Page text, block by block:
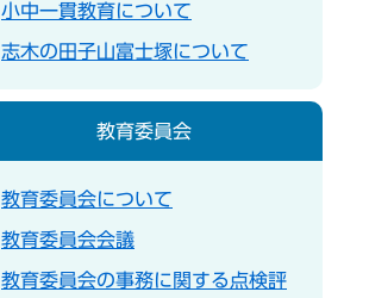
小中一貫教育について
志木の田子山富士塚について
教育委員会
教育委員会について
教育委員会会議
教育委員会の事務に関する点検評